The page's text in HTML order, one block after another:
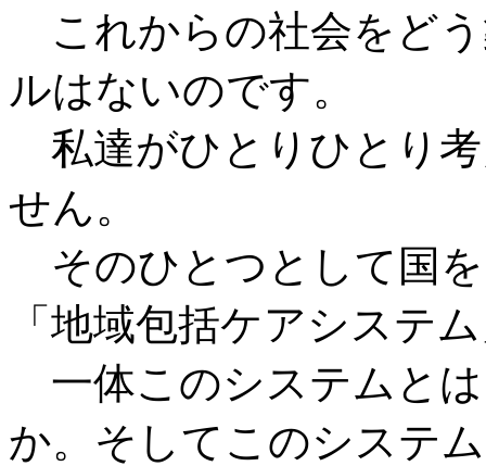
これからの社会をど
ルはないのです。
私達がひとりひとり
せん。
そのひとつとして国
「地域包括ケアシステ
一体このシステムと
か。そしてこのシステ